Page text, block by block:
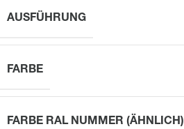
AUSFÜHRUNG
FARBE
FARBE RAL NUMMER (ÄHNLICH)